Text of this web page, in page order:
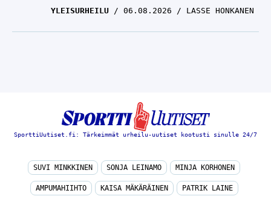
YLEISURHEILU 06.08.2026 LASSE HONKANEN
SporttiUutiset.fi: Tärkeimmät urheilu-uutiset kootusti sinulle 24/7
SUVI MINKKINEN SONJA LEINAMO MINJA KORHONEN
AMPUMAHIIHTO KAISA MÄKÄRÄINEN PATRIK LAINE